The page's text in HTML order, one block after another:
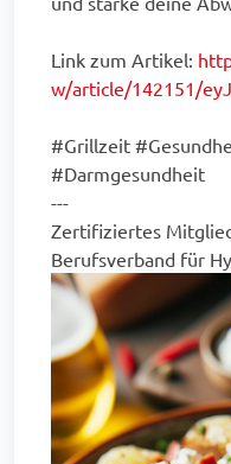
Link zum Artikel:
w/article/142151/
#Grillzeit
#Darmgesundheit
---
Zertifiziertes
Berufsverband für